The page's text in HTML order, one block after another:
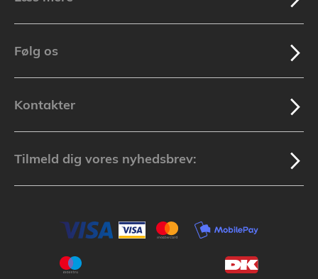
Følg os
Kontakter
Tilmeld dig vores nyhedsbrev: